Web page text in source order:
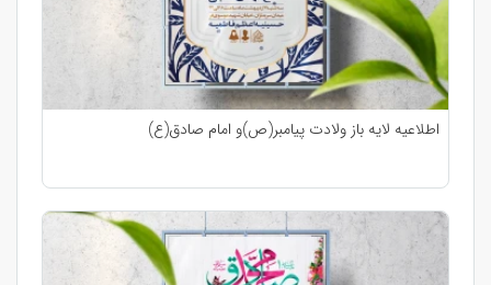
اطلاعیه لایه باز ولادت پیامبر(ص)و امام صادق(ع)